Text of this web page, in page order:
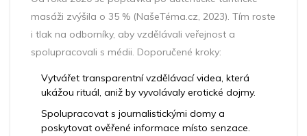
masáži zvýšila o 35 % (NašeTéma.cz, 2023). Tím roste
i tlak na odborníky, aby vzdělávali veřejnost a
spolupracovali s médii. Doporučené kroky:
Vytvářet transparentní vzdělávací videa, která
ukážou rituál, aniž by vyvolávaly erotické dojmy.
Spolupracovat s journalistickými domy a
poskytovat ověřené informace místo senzace.